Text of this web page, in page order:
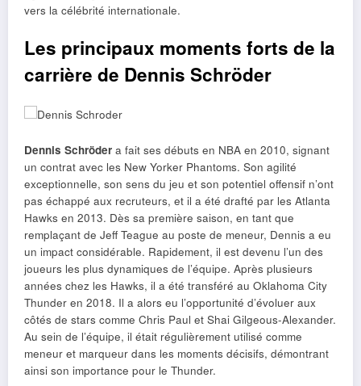
vers la célébrité internationale.
Les principaux moments forts de la
carrière de Dennis Schröder
Dennis Schröder a fait ses débuts en NBA en 2010, signant
un contrat avec les New Yorker Phantoms. Son agilité
exceptionnelle, son sens du jeu et son potentiel offensif n’ont
pas échappé aux recruteurs, et il a été drafté par les Atlanta
Hawks en 2013. Dès sa première saison, en tant que
remplaçant de Jeff Teague au poste de meneur, Dennis a eu
un impact considérable. Rapidement, il est devenu l’un des
joueurs les plus dynamiques de l’équipe. Après plusieurs
années chez les Hawks, il a été transféré au Oklahoma City
Thunder en 2018. Il a alors eu l’opportunité d’évoluer aux
côtés de stars comme Chris Paul et Shai Gilgeous-Alexander.
Au sein de l’équipe, il était régulièrement utilisé comme
meneur et marqueur dans les moments décisifs, démontrant
ainsi son importance pour le Thunder.